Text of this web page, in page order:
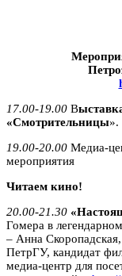
17.00-19.00 В
«Смотрительницы».
19.00-20.00 Медиа-
мероприятия
Читаем кино!
20.00-21.30
Гомера в
– Анна
ПетрГУ, кандидат
медиа-центр для